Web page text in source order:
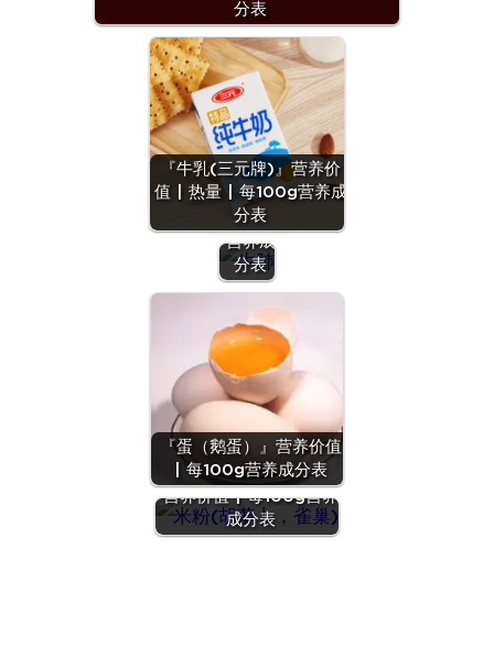
分表
『牛乳(三元牌)』营养价
值 | 热量 | 每100g营养成
分表
『牛
肺』营
养价值
| 每
100g
营养成
分表
『蛋（鹅蛋）』营养价值
| 每100g营养成分表
『米粉(胡萝卜，雀巢)』
营养价值 | 每100g营养
成分表